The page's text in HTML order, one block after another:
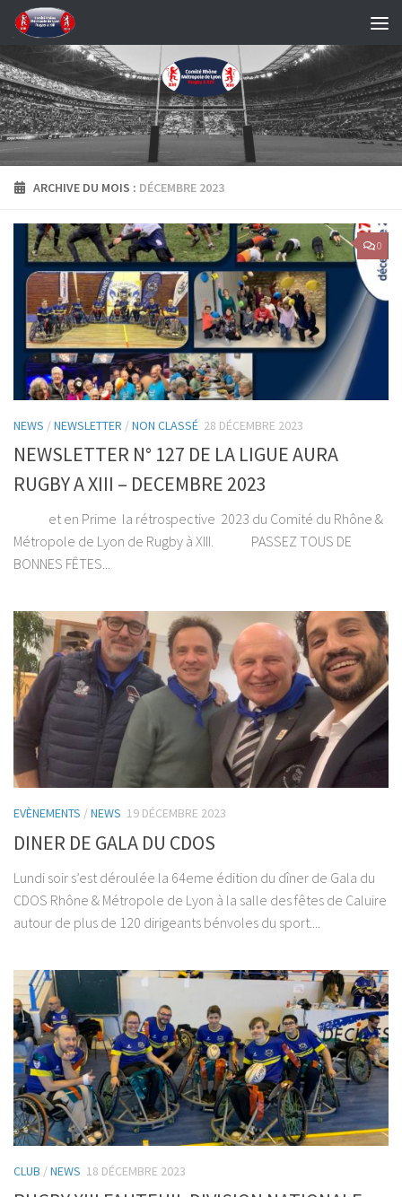
Skip to content
ARCHIVE DU MOIS : DÉCEMBRE 2023
0
NEWS /NEWSLETTER /NON CLASSÉ 28 DÉCEMBRE 2023
NEWSLETTER N° 127 DE LA LIGUE AURA
RUGBY A XIII – DECEMBRE 2023
et en Prime la rétrospective 2023 du Comité du Rhône &
Métropole de Lyon de Rugby à XIII. PASSEZ TOUS DE
BONNES FÊTES...
EVÈNEMENTS /NEWS 19 DÉCEMBRE 2023
DINER DE GALA DU CDOS
Lundi soir s’est déroulée la 64eme édition du dîner de Gala du
CDOS Rhône & Métropole de Lyon à la salle des fêtes de Caluire
autour de plus de 120 dirigeants bénvoles du sport....
CLUB /NEWS 18 DÉCEMBRE 2023